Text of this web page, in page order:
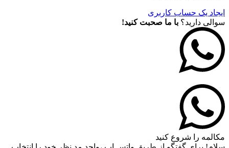
ایجاد یک حساب کاربری
سوالی دارید؟ با ما صحبت کنید!
مکالمه را شروع کنید